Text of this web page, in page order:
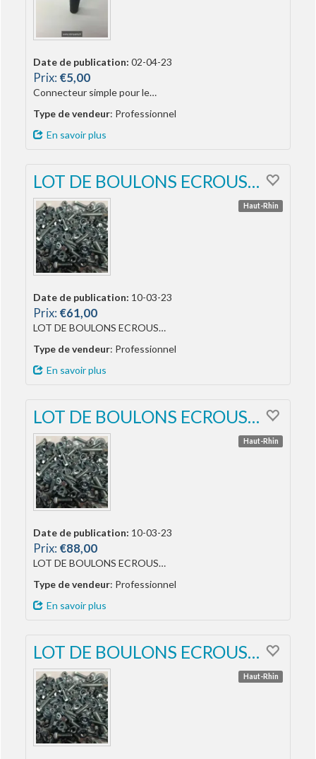
Date de publication: 02-04-23
Prix: €5,00
Connecteur simple pour le…
Type de vendeur: Professionnel
En savoir plus
LOT DE BOULONS ECROUS…
Haut-Rhin
Date de publication: 10-03-23
Prix: €61,00
LOT DE BOULONS ECROUS…
Type de vendeur: Professionnel
En savoir plus
LOT DE BOULONS ECROUS…
Haut-Rhin
Date de publication: 10-03-23
Prix: €88,00
LOT DE BOULONS ECROUS…
Type de vendeur: Professionnel
En savoir plus
LOT DE BOULONS ECROUS…
Haut-Rhin